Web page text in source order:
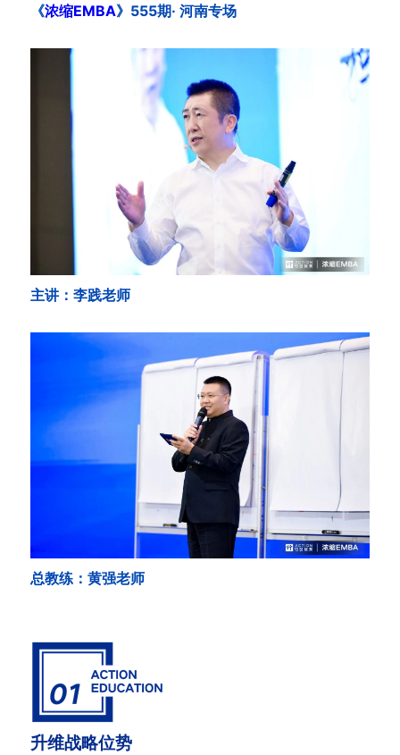
《浓缩EMBA》555期· 河南专场
主讲：李践老师
总教练：黄强老师
升维战略位势